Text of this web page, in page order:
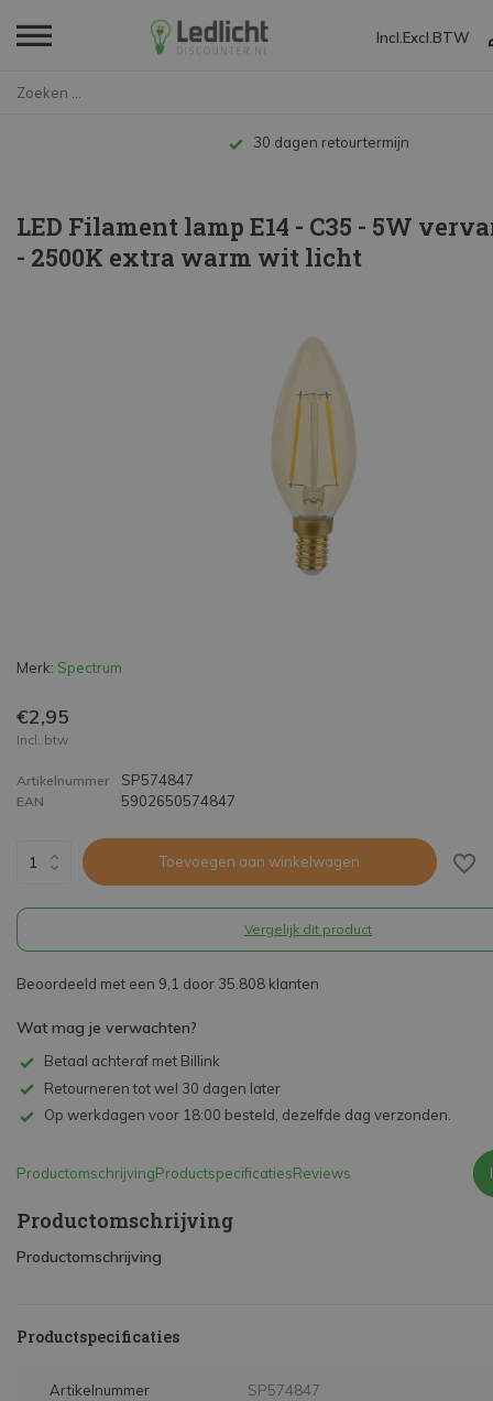
Incl. Excl. BTW
Tot 10 jaar garantie
LED Filament lamp E14 - C35 - 5W
- 2500K extra warm wit licht
Merk: Spectrum
€2,95
Incl. btw
Artikelnummer SP574847
EAN 5902650574847
Toevoegen aan winkelwagen
Vergelijk dit product
Beoordeeld met een 9,1 door 35.808 klanten
Wat mag je verwachten?
Betaal achteraf met Billink
Retourneren tot wel 30 dagen later
Op werkdagen voor 18:00 besteld, dezelfde dag verzonden.
ProductomschrijvingProductspecificatiesReviews
Productomschrijving
Productomschrijving
Productspecificaties
Artikelnummer SP574847